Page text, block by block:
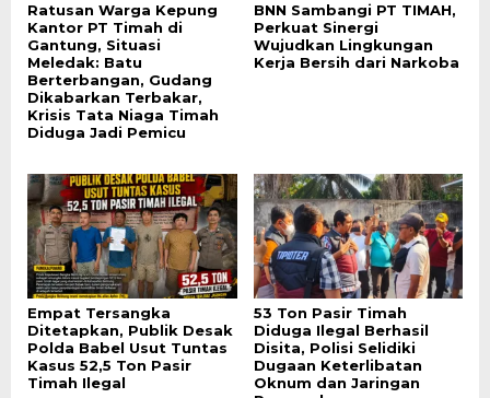
Ratusan Warga Kepung
Kantor PT Timah di
Gantung, Situasi
Meledak: Batu
Berterbangan, Gudang
Dikabarkan Terbakar,
Krisis Tata Niaga Timah
Diduga Jadi Pemicu
BNN Sambangi PT TIMAH,
Perkuat Sinergi
Wujudkan Lingkungan
Kerja Bersih dari Narkoba
Empat Tersangka
Ditetapkan, Publik Desak
Polda Babel Usut Tuntas
Kasus 52,5 Ton Pasir
Timah Ilegal
53 Ton Pasir Timah
Diduga Ilegal Berhasil
Disita, Polisi Selidiki
Dugaan Keterlibatan
Oknum dan Jaringan